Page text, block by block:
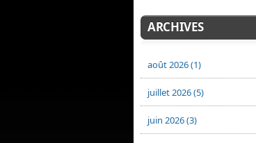
ARCHIVES
août 2026 (1)
juillet 2026 (5)
juin 2026 (3)